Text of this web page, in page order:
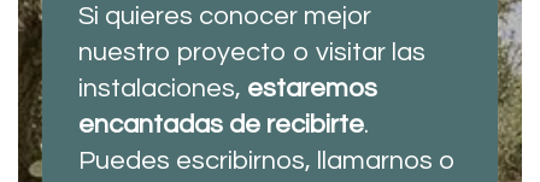
Si quieres conocer mejor
nuestro proyecto o visitar las
instalaciones, estaremos
encantadas de recibirte.
Puedes escribirnos, llamarnos o